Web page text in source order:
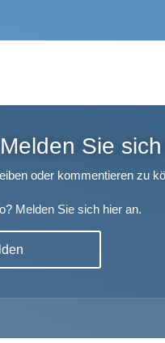
Sie
oder kommentieren zu
Melden Sie sich hier an.